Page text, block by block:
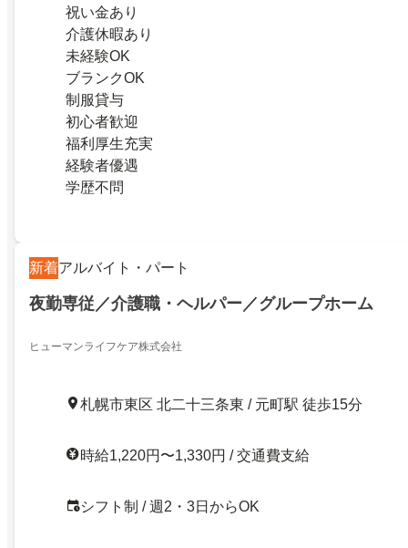
祝い金あり
介護休暇あり
未経験OK
ブランクOK
制服貸与
初心者歓迎
福利厚生充実
経験者優遇
学歴不問
新着アルバイト・パート
夜勤専従／介護職・ヘルパー／グループホーム
ヒューマンライフケア株式会社
札幌市東区 北二十三条東 / 元町駅 徒歩15分
時給1,220円〜1,330円 / 交通費支給
シフト制 / 週2・3日からOK